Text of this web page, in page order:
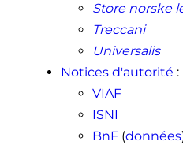
Store norske
Treccani
Universalis
Notices d'autorité :
VIAF
ISNI
BnF(données